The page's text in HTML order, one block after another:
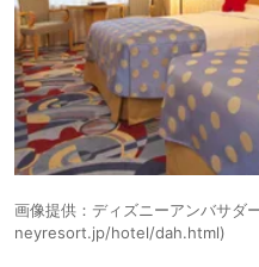
画像提供：ディズニーアンバサ
neyresort.jp/hotel/dah.html)